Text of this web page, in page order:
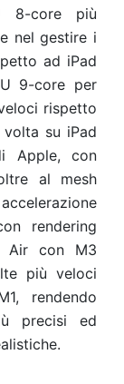
8-core più
nel gestire i
ad iPad
9-core per
rispetto
su iPad
Apple, con
al mesh
rendering
Air con M3
più veloci
rendendo
precisi ed